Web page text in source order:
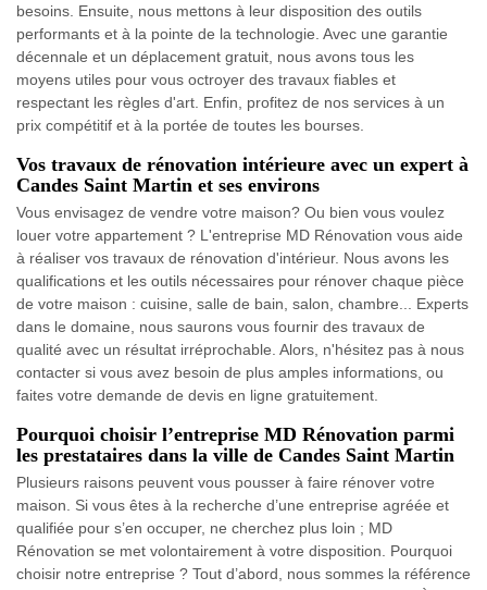
besoins. Ensuite, nous mettons à leur disposition des outils
performants et à la pointe de la technologie. Avec une garantie
décennale et un déplacement gratuit, nous avons tous les
moyens utiles pour vous octroyer des travaux fiables et
respectant les règles d'art. Enfin, profitez de nos services à un
prix compétitif et à la portée de toutes les bourses.
Vos travaux de rénovation intérieure avec un expert à
Candes Saint Martin et ses environs
Vous envisagez de vendre votre maison? Ou bien vous voulez
louer votre appartement ? L'entreprise MD Rénovation vous aide
à réaliser vos travaux de rénovation d'intérieur. Nous avons les
qualifications et les outils nécessaires pour rénover chaque pièce
de votre maison : cuisine, salle de bain, salon, chambre... Experts
dans le domaine, nous saurons vous fournir des travaux de
qualité avec un résultat irréprochable. Alors, n'hésitez pas à nous
contacter si vous avez besoin de plus amples informations, ou
faites votre demande de devis en ligne gratuitement.
Pourquoi choisir l’entreprise MD Rénovation parmi
les prestataires dans la ville de Candes Saint Martin
Plusieurs raisons peuvent vous pousser à faire rénover votre
maison. Si vous êtes à la recherche d’une entreprise agréée et
qualifiée pour s’en occuper, ne cherchez plus loin ; MD
Rénovation se met volontairement à votre disposition. Pourquoi
choisir notre entreprise ? Tout d’abord, nous sommes la référence